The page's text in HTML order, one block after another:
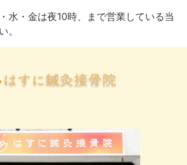
水・金は夜10時、まで営業している当
。